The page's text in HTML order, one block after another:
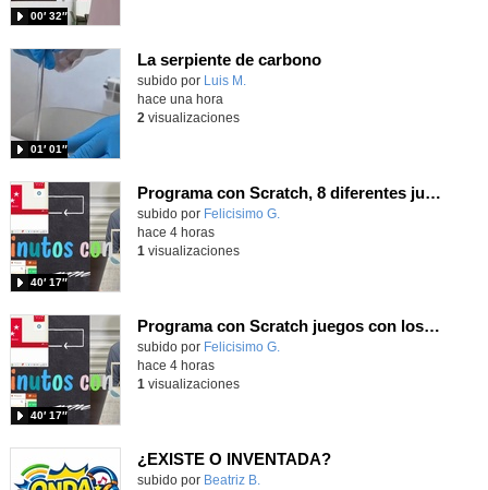
00′ 32″
La serpiente de carbono
Contenido educativo.
subido por Luis M.
01′ 01″
hace una hora
2 visualizaciones
Programa con Scratch, 8 diferentes juegos para vivir la emoción de los partidos de España en el mundial 2026
Contenido educativo.
subido por Felicisimo G.
40′ 17″
hace 4 horas
1 visualizaciones
Programa con Scratch juegos con los partidos del mundial 2026 ganados por España
Contenido educativo.
subido por Felicisimo G.
40′ 17″
hace 4 horas
1 visualizaciones
¿EXISTE O INVENTADA?
Contenido educativo.
subido por Beatriz B.